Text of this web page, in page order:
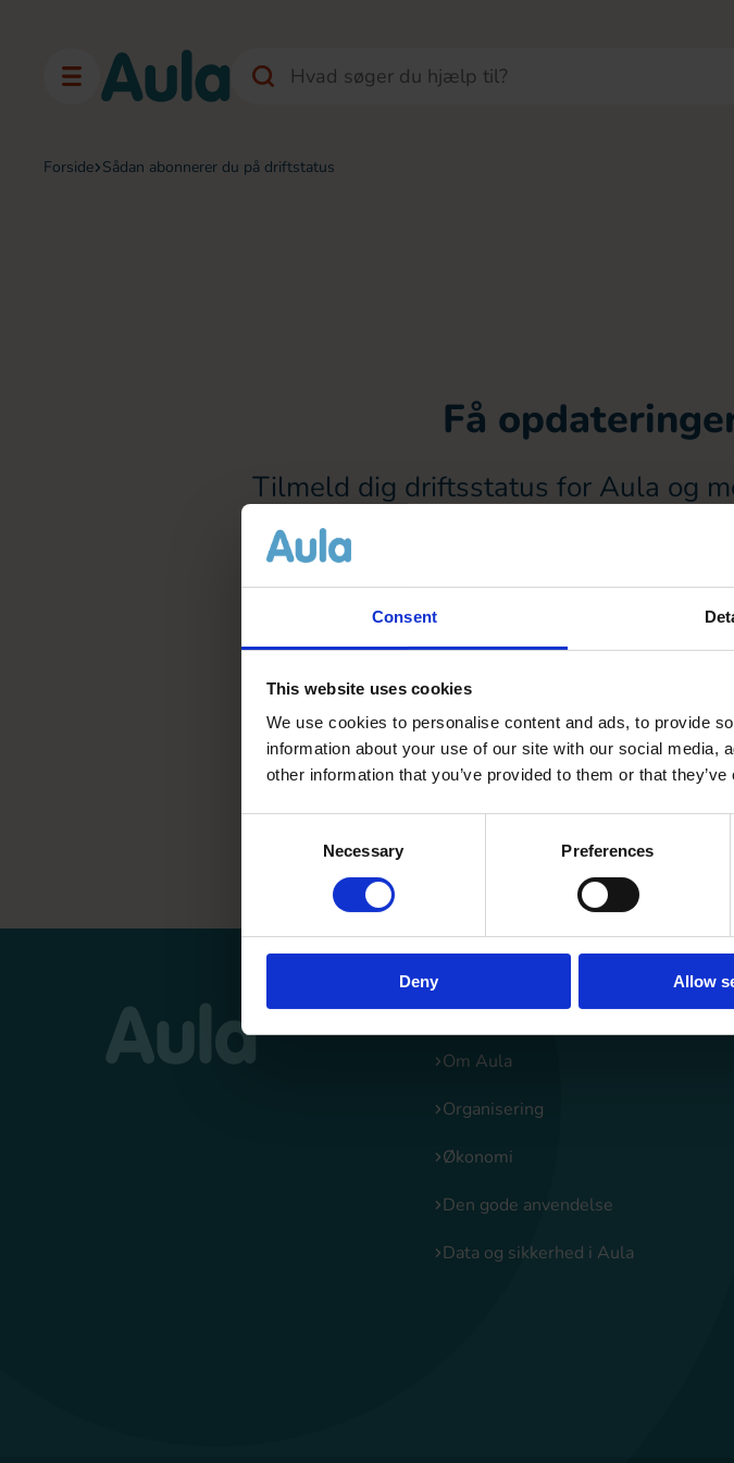
Consent
This website uses cookies
We use cookies to personalise content and ads, to provide
information about your use of our site with our social
other information that you’ve provided to them or that
Necessary Preferences
Deny Allow
forside sådan abonnerer du på driftstatus
Få
Tilmeld dig driftsstatus for Aula og
mail
Om Aula
Om Aula
Organisering
Økonomi
Den gode anvendelse
Data og sikkerhed i Aula